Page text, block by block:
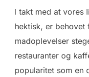
I takt med at vores
hektisk, er
madoplevelser
restauranter og
popularitet som en